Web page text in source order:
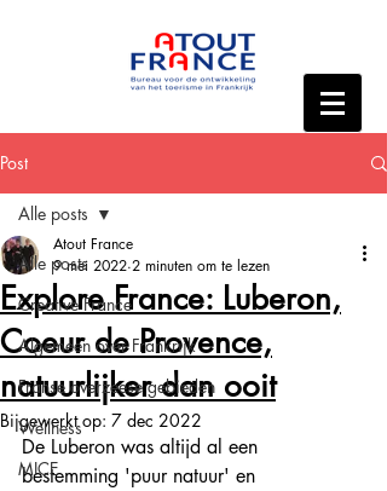
Post
Alle posts
Creative France
Algemeen over Frankrijk
Franse overzeese gebieden
Wellness
MICE
Alle posts
Explore France: Luberon,
Coeur de Provence,
natuurlijker dan ooit
Atout France
9 mei 2022 2 minuten om te lezen
Bijgewerkt op: 7 dec 2022
De Luberon was altijd al een
bestemming 'puur natuur' en